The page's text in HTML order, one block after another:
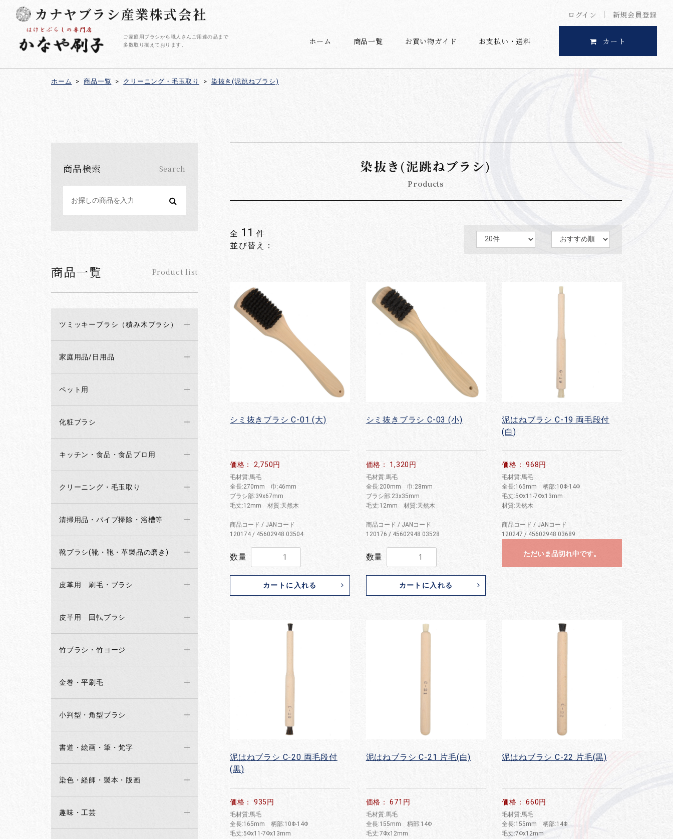
ログイン 新規会員登録
カナヤブラシ産業株式会社
ご家庭用ブラシから職人さんご用達の品まで
多数取り揃えております。
ホーム 商品一覧 お買い物ガイド お支払い・送料 カート
ホーム > 商品一覧 > クリーニング・毛玉取り > 染抜き(泥跳ねブラシ)
商品検索 Search
商品一覧 Product list
ツミッキーブラシ（積み木ブラシ）
家庭用品/日用品
ペット用
化粧ブラシ
キッチン・食品・食品プロ用
クリーニング・毛玉取り
清掃用品・パイプ掃除・浴槽等
靴ブラシ(靴・鞄・革製品の磨き)
皮革用 刷毛・ブラシ
皮革用 回転ブラシ
竹ブラシ・竹ヨージ
金巻・平刷毛
小判型・角型ブラシ
書道・絵画・筆・梵字
染色・経師・製本・版画
趣味・工芸
染抜き(泥跳ねブラシ)
Products
全 11 件
並び替え：
シミ抜きブラシ C-01 (大)
価格： 2,750円
毛材質:馬毛
全長:270mm 巾:46mm
ブラシ部:39x67mm
毛丈:12mm 材質:天然木
商品コード / JANコード
120174 / 45602948 03504
数量
カートに入れる
シミ抜きブラシ C-03 (小)
価格： 1,320円
毛材質:馬毛
全長:200mm 巾:28mm
ブラシ部:23x35mm
毛丈:12mm 材質:天然木
商品コード / JANコード
120176 / 45602948 03528
数量
カートに入れる
泥はねブラシ C-19 両毛段付
(白)
価格： 968円
毛材質:馬毛
全長:165mm 柄部:10Φ-14Φ
毛丈:5Φx11-7Φx13mm
材質:天然木
商品コード / JANコード
120247 / 45602948 03689
ただいま品切れ中です。
泥はねブラシ C-20 両毛段付
(黒)
価格： 935円
毛材質:馬毛
全長:165mm 柄部:10Φ-14Φ
毛丈:5Φx11-7Φx13mm
泥はねブラシ C-21 片毛(白)
価格： 671円
毛材質:馬毛
全長:155mm 柄部:14Φ
毛丈:7Φx12mm
泥はねブラシ C-22 片毛(黒)
価格： 660円
毛材質:馬毛
全長:155mm 柄部:14Φ
毛丈:7Φx12mm